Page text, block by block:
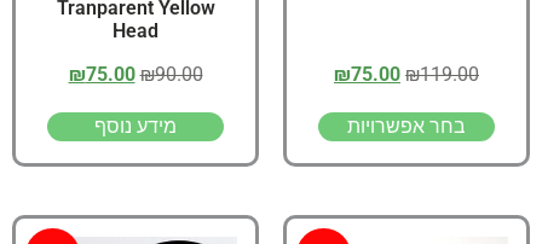
₪119.00
₪75.00
בחר אפשרויות
Tranparent Yellow
Head
₪90.00
₪75.00
מידע נוסף